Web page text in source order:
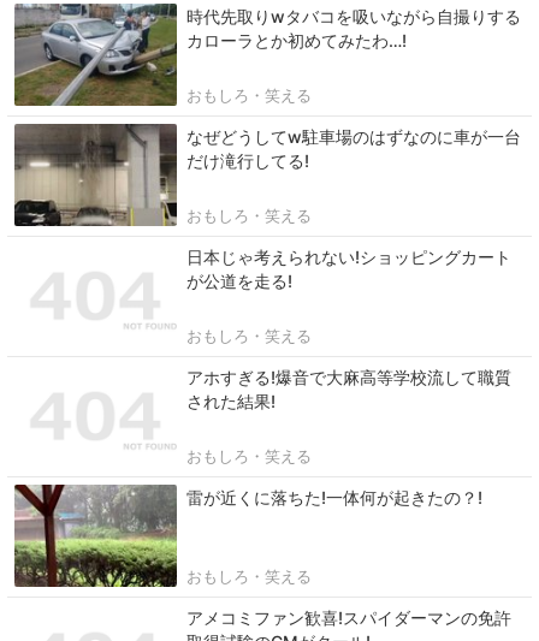
時代先取りwタバコを吸いながら自撮りする
カローラとか初めてみたわ…!
おもしろ・笑える
なぜどうしてw駐車場のはずなのに車が一台
だけ滝行してる!
おもしろ・笑える
日本じゃ考えられない!ショッピングカート
が公道を走る!
おもしろ・笑える
アホすぎる!爆音で大麻高等学校流して職質
された結果!
おもしろ・笑える
雷が近くに落ちた!一体何が起きたの？!
おもしろ・笑える
アメコミファン歓喜!スパイダーマンの免許